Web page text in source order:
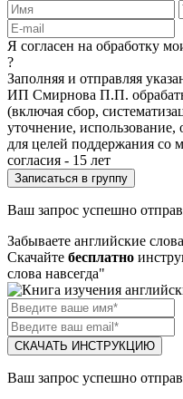
Я согласен на обработку
?
Заполняя и отправляя
ИП Смирнова П.П.
(включая сбор,
уточнение, использование,
для целей поддержания со
согласия - 15 лет
Ваш запрос успешно
Забываете английские
Скачайте бесплатно
слова навсегда"
СКАЧАТЬ ИНСТРУКЦИЮ
Ваш запрос успешно